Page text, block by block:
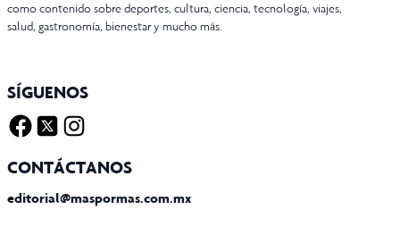
como contenido sobre deportes, cultura, ciencia, tecnología, viajes,
salud, gastronomía, bienestar y mucho más.
SÍGUENOS
CONTÁCTANOS
editorial@maspormas.com.mx